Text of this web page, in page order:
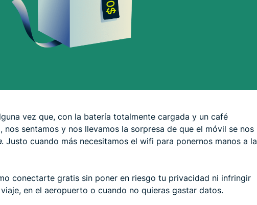
vez que, con la batería totalmente cargada y un café
nos sentamos y nos llevamos la sorpresa de que el móvil se nos
. Justo cuando más necesitamos el wifi para ponernos manos a la
conectarte gratis sin poner en riesgo tu privacidad ni infringir
en el aeropuerto o cuando no quieras gastar datos.